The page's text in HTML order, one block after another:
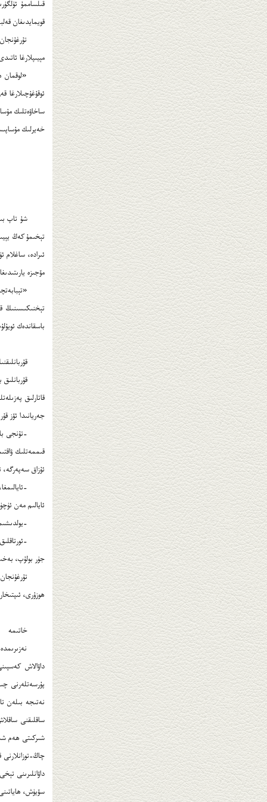
قىلساممۇ
قويمايدىغان
مېيىپلارغا
ئوقۇغۇچىلارغا
خەيرلىك
شۇ تاپ
تېخىمۇ كەڭ
ئىرادە،
مۆجىزە
تېخنىكىسىنىڭ
باسقاندەك
قاتارلىق
جەريانىدا ئۆز
ئۇزاق سەپەرگە،
-
ئايالىم مەن
-
-
جۈر بولۇپ، بەخت
ھوزۇرى،
خاتىمە
نەتىجە بىلەن
ساقلىقنى
شىركىتى ھەم
چاڭ-
سۆيۈش،